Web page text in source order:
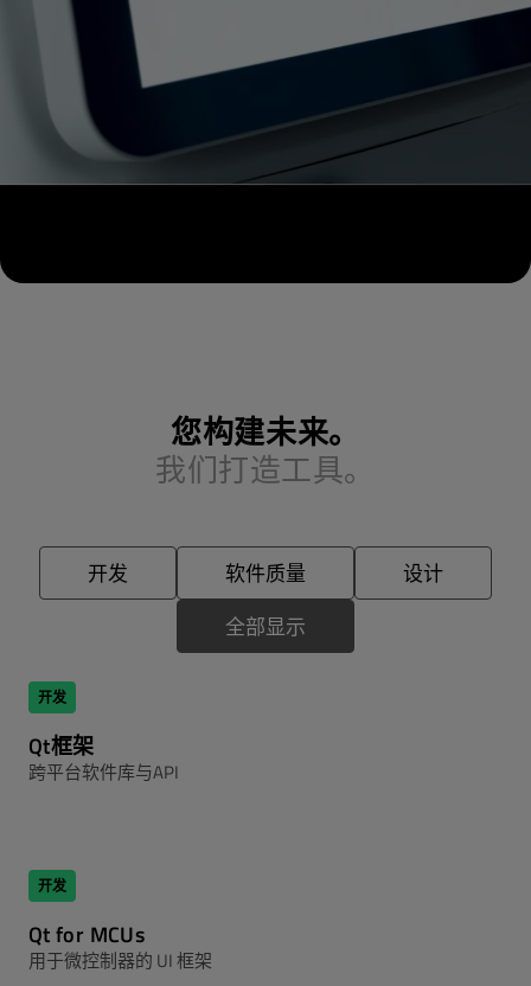
您构建未来。
我们打造工具。
开发 软件质量
设计
全部显示
开发
Qt框架
跨平台软件库与API
开发
Qt for MCUs
用于微控制器的 UI 框架